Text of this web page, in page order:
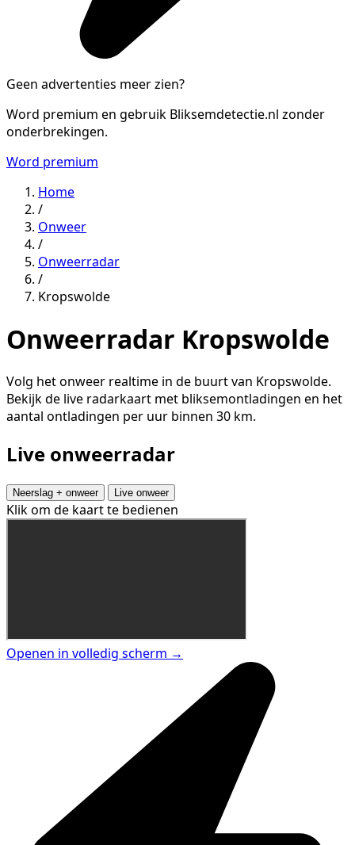
Geen advertenties meer zien?
Word premium en gebruik Bliksemdetectie.nl zonder
onderbrekingen.
Word premium
Home
/
Onweer
/
Onweerradar
/
Kropswolde
Onweerradar Kropswolde
Volg het onweer realtime in de buurt van Kropswolde.
Bekijk de live radarkaart met bliksemontladingen en het
aantal ontladingen per uur binnen 30 km.
Live onweerradar
Neerslag + onweer Live onweer
Klik om de kaart te bedienen
Openen in volledig scherm →